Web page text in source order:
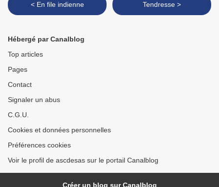
< En file indienne Tendresse >
Hébergé par Canalblog
Top articles
Pages
Contact
Signaler un abus
C.G.U.
Cookies et données personnelles
Préférences cookies
Voir le profil de ascdesas sur le portail Canalblog
Créer un blog sur Canalblog